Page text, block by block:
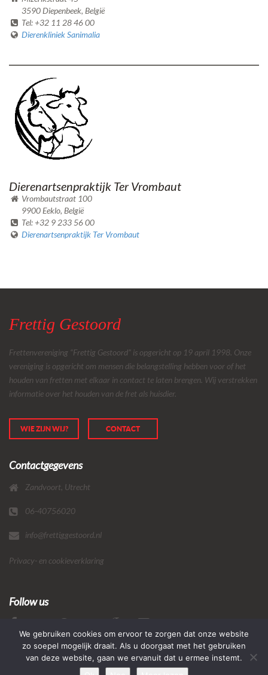
3590 Diepenbeek, België
Tel: +32 11 28 46 00
Dierenkliniek Sanimalia
Dierenartsenpraktijk Ter Vrombaut
Vrombautstraat 100
9900 Eeklo, België
Tel: +32 9 233 56 00
Dierenartsenpraktijk Ter Vrombaut
Frettig Gestoord
Frettenvereniging “Frettig Gestoord” is opgericht op 19 april 1998. Onze
vereniging is opgericht om mensen die belangstelling hebben voor of het
houden van fretten met elkaar in contact te laten brengen. Wij verstrekken
informatie over het houden van de fret als huisdier.
WIE ZIJN WIJ? CONTACT
Contactgegevens
Zandvoort, Utrecht
06-40756020
info@frettiggestoord.nl
Privacy- en cookieverklaring
Follow us
We gebruiken cookies om ervoor te zorgen dat onze website
zo soepel mogelijk draait. Als u doorgaat met het gebruiken
van deze website, gaan we ervanuit dat u ermee instemt.